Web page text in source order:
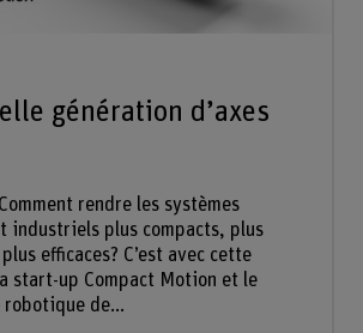
génération d’axes
Comment rendre les systèmes
industriels plus compacts, plus
efficaces? C’est avec cette
start-up Compact Motion et le
de...